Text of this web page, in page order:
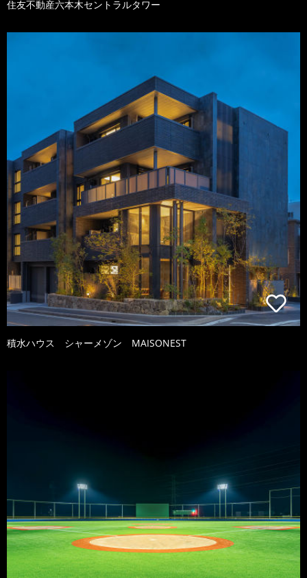
住友不動産六本木セントラルタワー
積水ハウス シャーメゾン MAISONEST